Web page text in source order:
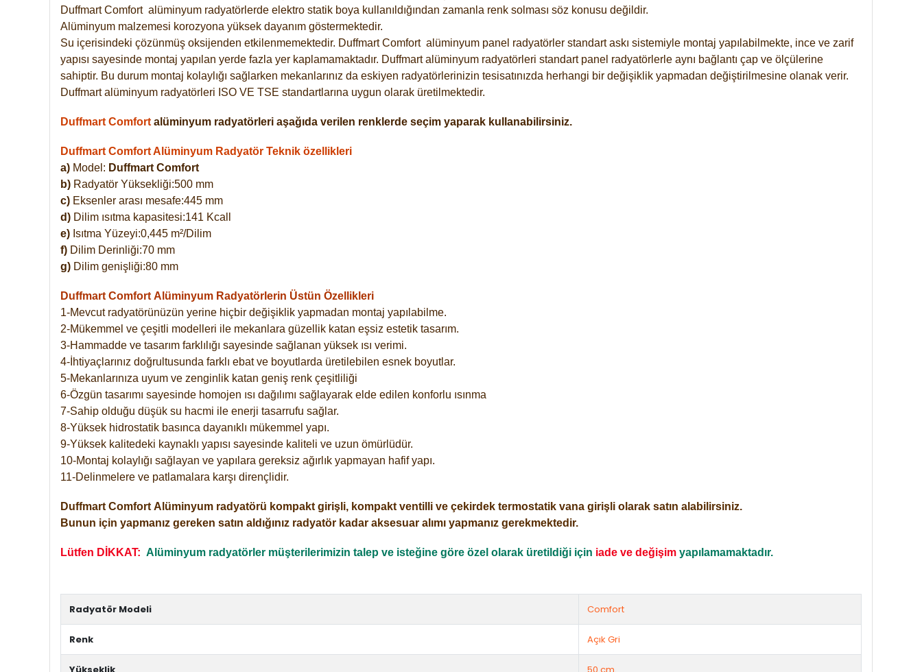
DuffmartComfort alüminyum radyatörlerde elektro statik boya kullanıldığından zamanla renk solması söz konusu değildir.
Alüminyum malzemesi korozyona yüksek dayanım göstermektedir.
Su içerisindeki çözünmüş oksijenden etkilenmemektedir. DuffmartComfort alüminyum panel radyatörler standart askı sistemiyle montaj yapılabilmekte, ince ve zarif
yapısı sayesinde montaj yapılan yerde fazla yer kaplamamaktadır. Duffmart alüminyum radyatörleri standart panel radyatörlerle aynı bağlantı çap ve ölçülerine
sahiptir. Bu durum montaj kolaylığı sağlarken mekanlarınız da eskiyen radyatörlerinizin tesisatınızda herhangi bir değişiklik yapmadan değiştirilmesine olanak verir.
Duffmart alüminyum radyatörleri ISO VE TSE standartlarına uygun olarak üretilmektedir.
Duffmart Comfort alüminyum radyatörleri aşağıda verilen renklerde seçim yaparak kullanabilirsiniz.
Duffmart Comfort Alüminyum Radyatör Teknik özellikleri
a) Model: Duffmart Comfort
b) Radyatör Yüksekliği:500 mm
c) Eksenler arası mesafe:445 mm
d) Dilim ısıtma kapasitesi:141 Kcall
e) Isıtma Yüzeyi:0,445 m²/Dilim
f) Dilim Derinliği:70 mm
g) Dilim genişliği:80 mm
Duffmart Comfort Alüminyum Radyatörlerin Üstün Özellikleri
1-Mevcut radyatörünüzün yerine hiçbir değişiklik yapmadan montaj yapılabilme.
2-Mükemmel ve çeşitli modelleri ile mekanlara güzellik katan eşsiz estetik tasarım.
3-Hammadde ve tasarım farklılığı sayesinde sağlanan yüksek ısı verimi.
4-İhtiyaçlarınız doğrultusunda farklı ebat ve boyutlarda üretilebilen esnek boyutlar.
5-Mekanlarınıza uyum ve zenginlik katan geniş renk çeşitliliği
6-Özgün tasarımı sayesinde homojen ısı dağılımı sağlayarak elde edilen konforlu ısınma
7-Sahip olduğu düşük su hacmi ile enerji tasarrufu sağlar.
8-Yüksek hidrostatik basınca dayanıklı mükemmel yapı.
9-Yüksek kalitedeki kaynaklı yapısı sayesinde kaliteli ve uzun ömürlüdür.
10-Montaj kolaylığı sağlayan ve yapılara gereksiz ağırlık yapmayan hafif yapı.
11-Delinmelere ve patlamalara karşı dirençlidir.
Duffmart Comfort Alüminyum radyatörü kompakt girişli, kompakt ventilli ve çekirdek termostatik vana girişli olarak satın alabilirsiniz.
Bunun için yapmanız gereken satın aldığınız radyatör kadar aksesuar alımı yapmanız gerekmektedir.
Lütfen DİKKAT: Alüminyum radyatörler müşterilerimizin talep ve isteğine göre özel olarak üretildiği için iade ve değişim yapılamamaktadır.
Radyatör Modeli Comfort
Renk Açık Gri